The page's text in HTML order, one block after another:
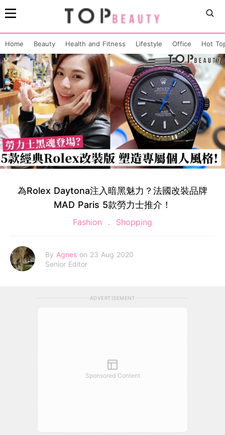
Home Beauty Health and Fitness Lifestyle Office Hot
為Rolex Daytona注入暗黑魅力？法國改裝品牌
MAD Paris 5款勞力士推介！
Fashion Shopping
By Agnes on 23 Aug 2020
Senior Editor
ADVERTISEMENT
Sponsored Content